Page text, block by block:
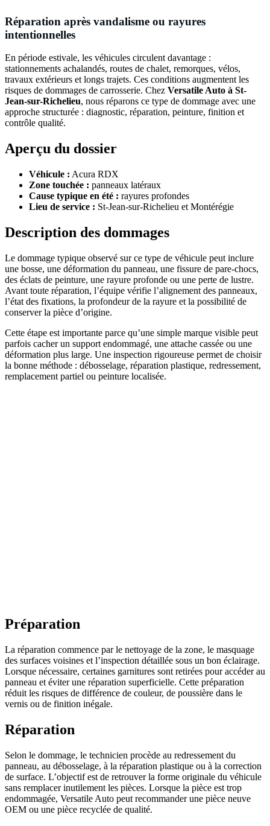
Réparation après vandalisme ou rayures
intentionnelles
En période estivale, les véhicules circulent davantage :
stationnements achalandés, routes de chalet, remorques, vélos,
travaux extérieurs et longs trajets. Ces conditions augmentent les
risques de dommages de carrosserie. Chez Versatile Auto à St-
Jean-sur-Richelieu, nous réparons ce type de dommage avec une
approche structurée : diagnostic, réparation, peinture, finition et
contrôle qualité.
Aperçu du dossier
Véhicule : Acura RDX
Zone touchée : panneaux latéraux
Cause typique en été : rayures profondes
Lieu de service : St-Jean-sur-Richelieu et Montérégie
Description des dommages
Le dommage typique observé sur ce type de véhicule peut inclure
une bosse, une déformation du panneau, une fissure de pare-chocs,
des éclats de peinture, une rayure profonde ou une perte de lustre.
Avant toute réparation, l’équipe vérifie l’alignement des panneaux,
l’état des fixations, la profondeur de la rayure et la possibilité de
conserver la pièce d’origine.
Cette étape est importante parce qu’une simple marque visible peut
parfois cacher un support endommagé, une attache cassée ou une
déformation plus large. Une inspection rigoureuse permet de choisir
la bonne méthode : débosselage, réparation plastique, redressement,
remplacement partiel ou peinture localisée.
Préparation
La réparation commence par le nettoyage de la zone, le masquage
des surfaces voisines et l’inspection détaillée sous un bon éclairage.
Lorsque nécessaire, certaines garnitures sont retirées pour accéder au
panneau et éviter une réparation superficielle. Cette préparation
réduit les risques de différence de couleur, de poussière dans le
vernis ou de finition inégale.
Réparation
Selon le dommage, le technicien procède au redressement du
panneau, au débosselage, à la réparation plastique ou à la correction
de surface. L’objectif est de retrouver la forme originale du véhicule
sans remplacer inutilement les pièces. Lorsque la pièce est trop
endommagée, Versatile Auto peut recommander une pièce neuve
OEM ou une pièce recyclée de qualité.